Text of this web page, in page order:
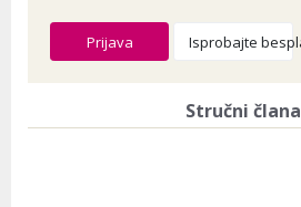
Prijava Isprobajte
Stručni